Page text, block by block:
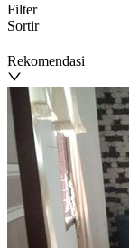
Filter
Sortir
Rekomendasi